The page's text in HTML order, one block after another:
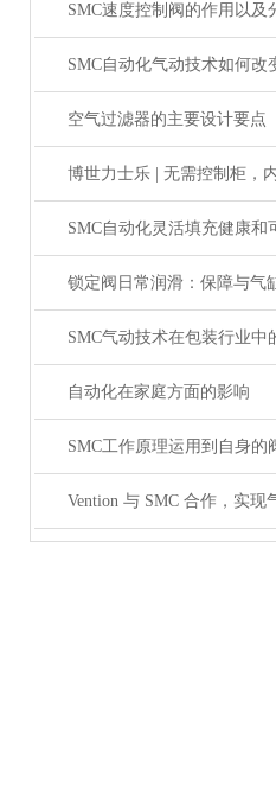
空气过滤器的主要设计要点
自动化在家庭方面的影响